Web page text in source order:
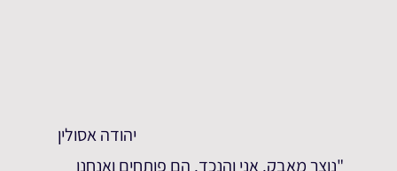
יהודה אסולין
"נוצר מאבק. אני והנכד. הם פותחים ואנחנו